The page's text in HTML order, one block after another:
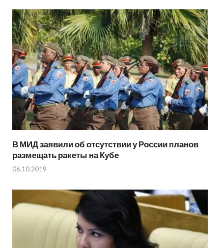
В МИД заявили об отсутствии у России планов
размещать ракеты на Кубе
06.10.2019